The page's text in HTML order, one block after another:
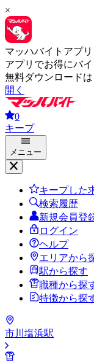
×
マッハバイトアプリ
アプリでお得にバイ
無料ダウンロード
開く
0
キープ
メニュー
キープした
検索履歴
新規会員登
ログイン
ヘルプ
エリアから
駅から探す
職種から探
特徴から探
市川塩浜駅